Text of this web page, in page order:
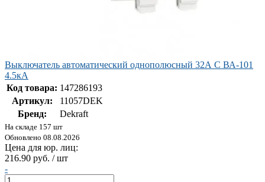
Выключатель автоматический однополюсный 32А С ВА-101
4.5кА
Код товара: 147286193
Артикул:
11057DEK
Бренд:
Dekraft
На складе 157 шт
Обновлено 08.08.2026
Цена для юр. лиц:
216.90 руб. / шт
-